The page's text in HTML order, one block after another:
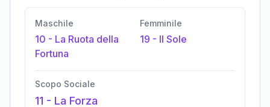
Maschile
10 - La Ruota della
Fortuna
Femminile
19 - Il Sole
Scopo Sociale
11 - La Forza